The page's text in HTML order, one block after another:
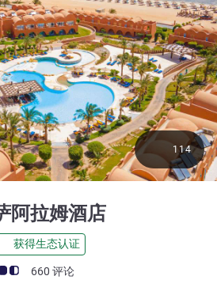
阿拉姆酒店
获得生态认证
级) 660 评论
114